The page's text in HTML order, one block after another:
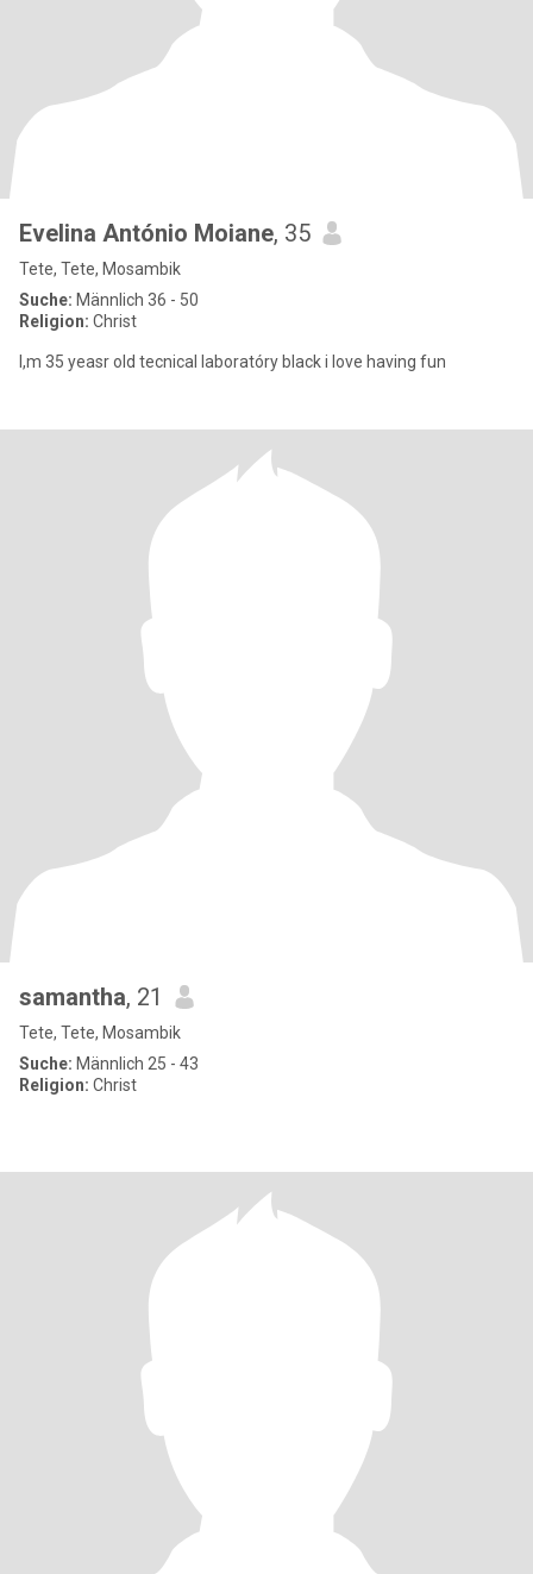
Evelina António Moiane, 35
Tete, Tete, Mosambik
Suche: Männlich 36 - 50
Religion: Christ
I,m 35 yeasr old tecnical laboratóry black i love having fun
samantha, 21
Tete, Tete, Mosambik
Suche: Männlich 25 - 43
Religion: Christ